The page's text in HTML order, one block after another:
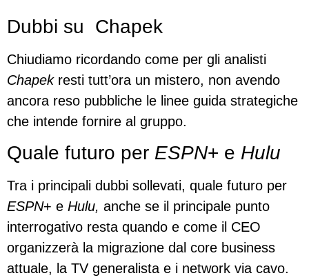
Dubbi su Chapek
Chiudiamo ricordando come per gli analisti
Chapekresti tutt’ora un mistero, non avendo
ancora reso pubbliche le linee guida strategiche
che intende fornire al gruppo.
Quale futuro per ESPN+ e Hulu
Tra i principali dubbi sollevati, quale futuro per
ESPN+ e Hulu, anche se il principale punto
interrogativo resta quando e come il CEO
organizzerà la migrazione dal core business
attuale, la TV generalista e i network via cavo.